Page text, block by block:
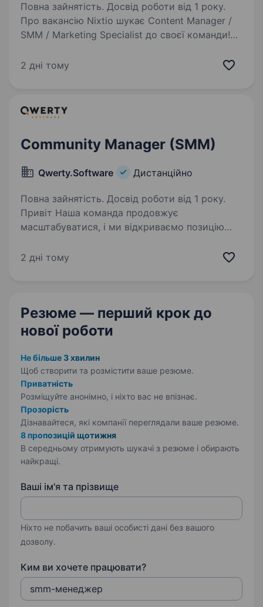
Повна зайнятість. Досвід роботи від 1 року.
Про вакансію Nixtio шукає Content Manager /
SMM / Marketing Specialist до своєї команди!
дизайнерські рішення, що доповнюють
2 дні тому
Community Manager (SMM)
Qwerty.Software Дистанційно
Повна зайнятість. Досвід роботи від 1 року.
Привіт Наша команда продовжує
масштабуватися, і ми відкриваємо позицію
уважного, відповідального та системного
2 дні тому
Резюме — перший крок до
нової роботи
Не більше 3 хвилин
Щоб створити та розмістити ваше резюме.
Приватність
Розміщуйте анонімно, і ніхто вас не впізнає.
Прозорість
Дізнавайтеся, які компанії переглядали ваше резюме.
8 пропозицій щотижня
В середньому отримують шукачі з резюме і обирають
найкращі.
Ваші ім'я та прізвище
Ніхто не побачить ваші особисті дані без вашого
дозволу.
Ким ви хочете працювати?